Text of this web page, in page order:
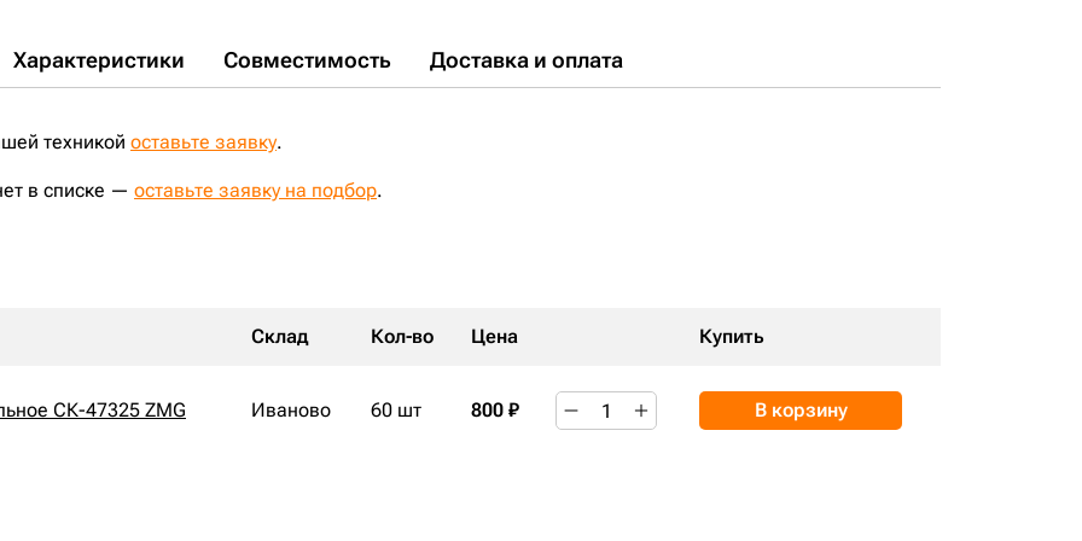
Характеристики Совместимость Доставка и оплата
техникой оставьте заявку.
в списке — оставьте заявку на подбор.
Склад Кол-во Цена Купить
СК-47325 ZMG Иваново 60 шт 800 ₽ В корзину